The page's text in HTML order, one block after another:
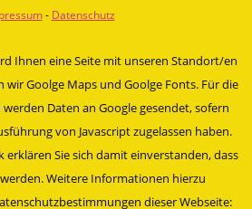
- Datenschutz
Ihnen eine Seite mit unseren Standort/en
Goolge Maps und Goolge Fonts. Für die
Daten an Google gesendet, sofern
von Javascript zugelassen haben.
erklären Sie sich damit einverstanden, dass
Weitere Informationen hierzu
dieser Webseite: